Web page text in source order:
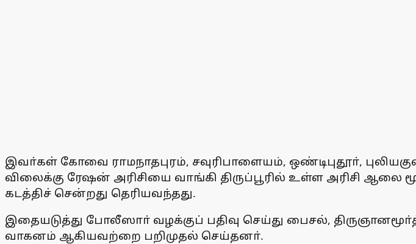
இவா்கள் கோவை ராமநாதபுரம், சவுரிபாளையம், ஒண்டிபுதூா்,
விலைக்கு ரேஷன் அரிசியை வாங்கி திருப்பூரில் உள்ள அரிசி
கடத்திச் சென்றது தெரியவந்தது.
இதையடுத்து போலீஸாா் வழக்குப் பதிவு செய்து பைசல்,
வாகனம் ஆகியவற்றை பறிமுதல் செய்தனா்.